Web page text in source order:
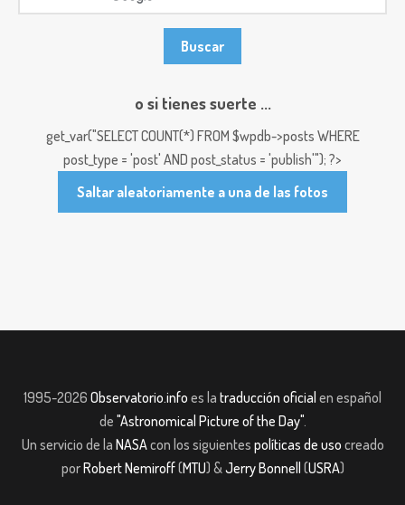
o si tienes suerte ...
get_var("SELECT COUNT(*) FROM $wpdb->posts WHERE
post_type = 'post' AND post_status = 'publish'"); ?>
Saltar aleatoriamente a una de las fotos
1995-2026 Observatorio.info es la traducción oficial en español
de "Astronomical Picture of the Day".
Un servicio de la NASAcon los siguientes políticas de uso creado
porRobert Nemiroff(MTU) &Jerry Bonnell (USRA)